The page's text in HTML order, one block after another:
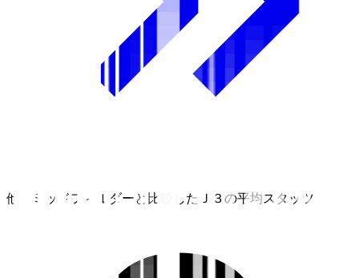
他のミッドフィルダーと比較したＪ３の平均スタッツ